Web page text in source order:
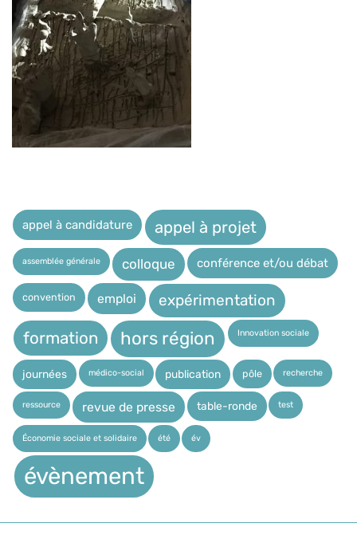
appel à candidature appel à projet
assemblée générale colloque conférence et/ou débat
convention emploi expérimentation
formation hors région Innovation sociale
journées médico-social publication pôle recherche
ressource revue de presse table-ronde test
Économie sociale et solidaire été év
évènement